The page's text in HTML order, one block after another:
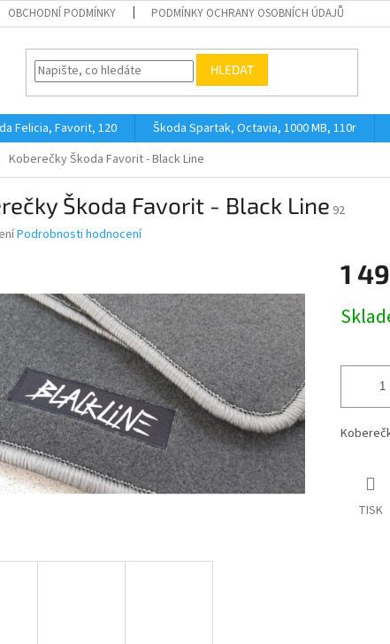
OBCHODNÍ PODMÍNKY PODMÍNKY OCHRANY OSOBNÍCH ÚDAJŮ
HLEDAT
Felicia, Favorit, 120
Škoda Spartak, Octavia, 1000 MB, 110r
Koberečky Škoda Favorit - Black Line
Škoda Favorit - Black Line 92
Podrobnosti hodnocení
1
cena:
TISK